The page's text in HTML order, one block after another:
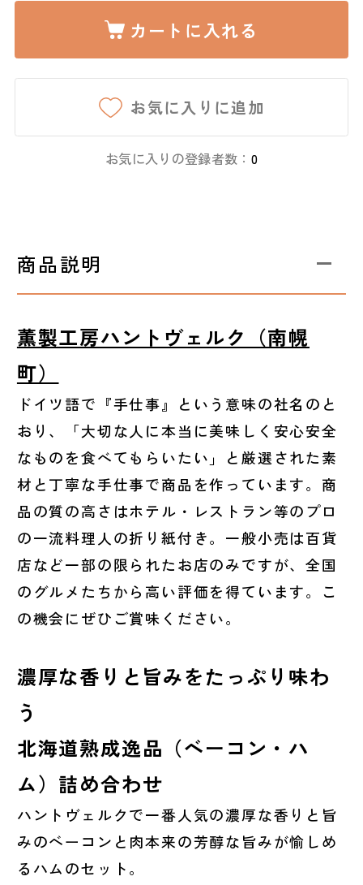
カートに入れる
お気に入りに追加
お気に入りの登録者数： 0
商品説明
薫製工房ハントヴェルク（南幌
町）
ドイツ語で『手仕事』という意味の社名のと
おり、「大切な人に本当に美味しく安心安全
なものを食べてもらいたい」と厳選された素
材と丁寧な手仕事で商品を作っています。商
品の質の高さはホテル・レストラン等のプロ
の一流料理人の折り紙付き。一般小売は百貨
店など一部の限られたお店のみですが、全国
のグルメたちから高い評価を得ています。こ
の機会にぜひご賞味ください。
濃厚な香りと旨みをたっぷり味わ
う
北海道熟成逸品（ベーコン・ハ
ム）詰め合わせ
ハントヴェルクで一番人気の濃厚な香りと旨
みのベーコンと肉本来の芳醇な旨みが愉しめ
るハムのセット。